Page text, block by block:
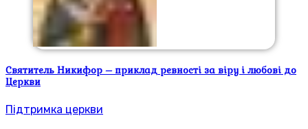
Святитель Никифор – приклад ревності за віру і любові до
Церкви
Підтримка церкви